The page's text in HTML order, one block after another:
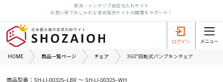
家具・インテリア総合仕入れサイト
お買い得でおしゃれな家具販売サイトの開業をサポート！
HOME 商品一覧ページ チェア 360°回転式パンプキンチェア
商品型番：SH-LI-00325--LBR ～ SH-LI-00325--WH